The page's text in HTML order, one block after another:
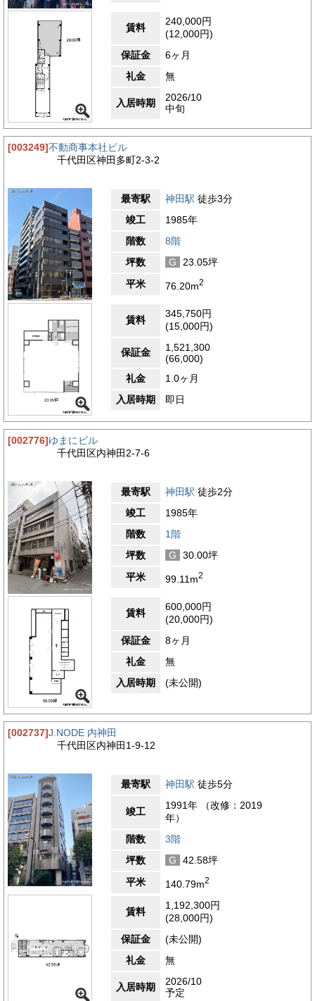
賃料
240,000円
(12,000円)
保証金
6ヶ月
礼金
無
入居時期
2026/10
中旬
[003249]不動商事本社ビル
千代田区神田多町2-3-2
最寄駅 神田駅 徒歩3分
竣工
1985年
階数
8階
坪数
G
23.05坪
平米
76.20m2
賃料
345,750円
(15,000円)
保証金
1,521,300
(66,000)
礼金
1.0ヶ月
入居時期
即日
[002776]ゆまにビル
千代田区内神田2-7-6
最寄駅 神田駅 徒歩2分
竣工
1985年
階数
1階
坪数
G
30.00坪
平米
99.11m2
賃料
600,000円
(20,000円)
保証金
8ヶ月
礼金
無
入居時期
(未公開)
[002737]J.NODE 内神田
千代田区内神田1-9-12
最寄駅 神田駅 徒歩5分
竣工
1991年 （改修：2019
年）
階数
3階
坪数
G
42.58坪
平米
140.79m2
賃料
1,192,300円
(28,000円)
保証金
(未公開)
礼金
無
入居時期
2026/10
予定